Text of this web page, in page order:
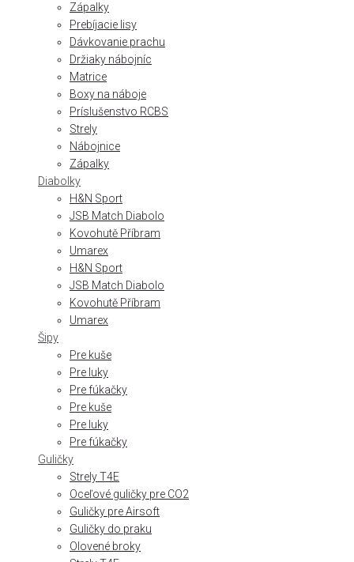
Zápalky
Prebíjacie lisy
Dávkovanie prachu
Držiaky nábojníc
Matrice
Boxy na náboje
Príslušenstvo RCBS
Strely
Nábojnice
Zápalky
Diabolky
H&N Sport
JSB Match Diabolo
Kovohutě Příbram
Umarex
H&N Sport
JSB Match Diabolo
Kovohutě Příbram
Umarex
Šipy
Pre kuše
Pre luky
Pre fúkačky
Pre kuše
Pre luky
Pre fúkačky
Guličky
Strely T4E
Oceľové guličky pre CO2
Guličky pre Airsoft
Guličky do praku
Olovené broky